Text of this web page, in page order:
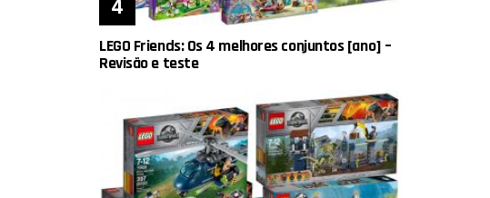
LEGO Friends: Os 4 melhores conjuntos [ano] –
Revisão e teste